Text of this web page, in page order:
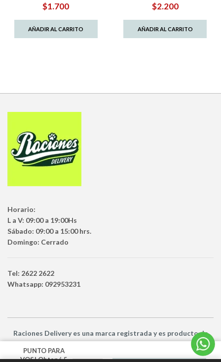
$1.700
AÑADIR AL CARRITO
$2.200
AÑADIR AL CARRITO
Horario:
L a V: 09:00 a 19:00Hs
Sábado: 09:00 a 15:00 hrs.
Domingo: Cerrado
Tel: 2622 2622
Whatsapp: 092953231
Raciones Deliveryes una marca registrada y es productode
Netbuy Uruguay SRL -© Todos los derechos reservados
PUNTO PARA
VOS! Obtené 5